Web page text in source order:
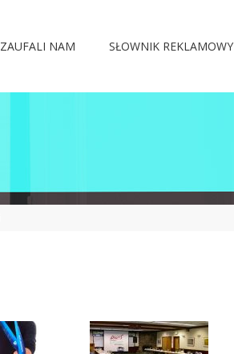
ZAUFALI NAM SŁOWNIK REKLAMOWY